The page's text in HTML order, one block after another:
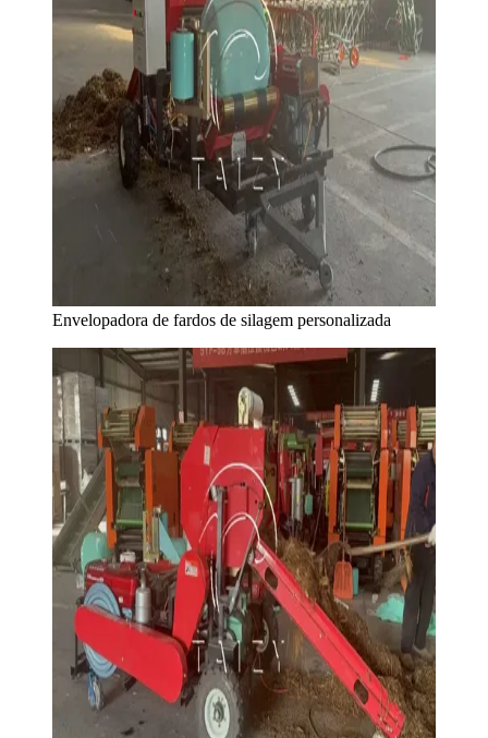
Envelopadora de fardos de silagem personalizada